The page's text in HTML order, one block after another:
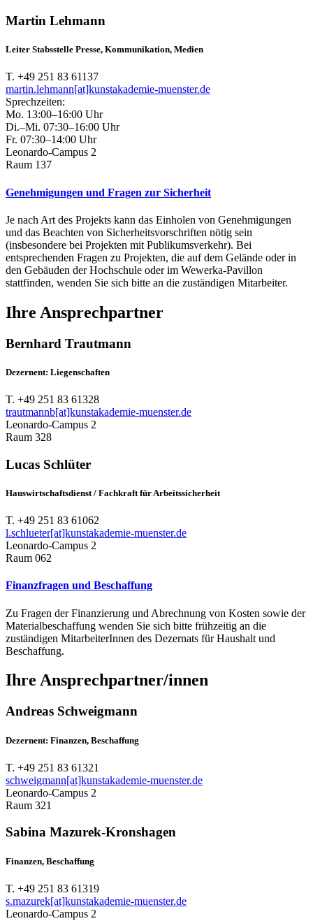
Martin Lehmann
Leiter Stabsstelle Presse, Kommunikation, Medien
T. +49 251 83 61137
martin.lehmann[at]kunstakademie-muenster.de
Sprechzeiten:
Mo. 13:00–16:00 Uhr
Di.–Mi. 07:30–16:00 Uhr
Fr. 07:30–14:00 Uhr
Leonardo-Campus 2
Raum 137
Genehmigungen und Fragen zur Sicherheit
Je nach Art des Projekts kann das Einholen von Genehmigungen
und das Beachten von Sicherheitsvorschriften nötig sein
(insbesondere bei Projekten mit Publikumsverkehr). Bei
entsprechenden Fragen zu Projekten, die auf dem Gelände oder in
den Gebäuden der Hochschule oder im Wewerka-Pavillon
stattfinden, wenden Sie sich bitte an die zuständigen Mitarbeiter.
Ihre Ansprechpartner
Bernhard Trautmann
Dezernent: Liegenschaften
T. +49 251 83 61328
trautmannb[at]kunstakademie-muenster.de
Leonardo-Campus 2
Raum 328
Lucas Schlüter
Hauswirtschaftsdienst / Fachkraft für Arbeitssicherheit
T. +49 251 83 61062
l.schlueter[at]kunstakademie-muenster.de
Leonardo-Campus 2
Raum 062
Finanzfragen und Beschaffung
Zu Fragen der Finanzierung und Abrechnung von Kosten sowie der
Materialbeschaffung wenden Sie sich bitte frühzeitig an die
zuständigen MitarbeiterInnen des Dezernats für Haushalt und
Beschaffung.
Ihre Ansprechpartner/innen
Andreas Schweigmann
Dezernent: Finanzen, Beschaffung
T. +49 251 83 61321
schweigmann[at]kunstakademie-muenster.de
Leonardo-Campus 2
Raum 321
Sabina Mazurek-Kronshagen
Finanzen, Beschaffung
T. +49 251 83 61319
s.mazurek[at]kunstakademie-muenster.de
Leonardo-Campus 2